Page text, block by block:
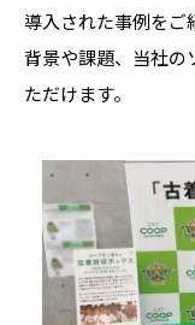
導入された事例をご
背景や課題、当社の
ただけます。